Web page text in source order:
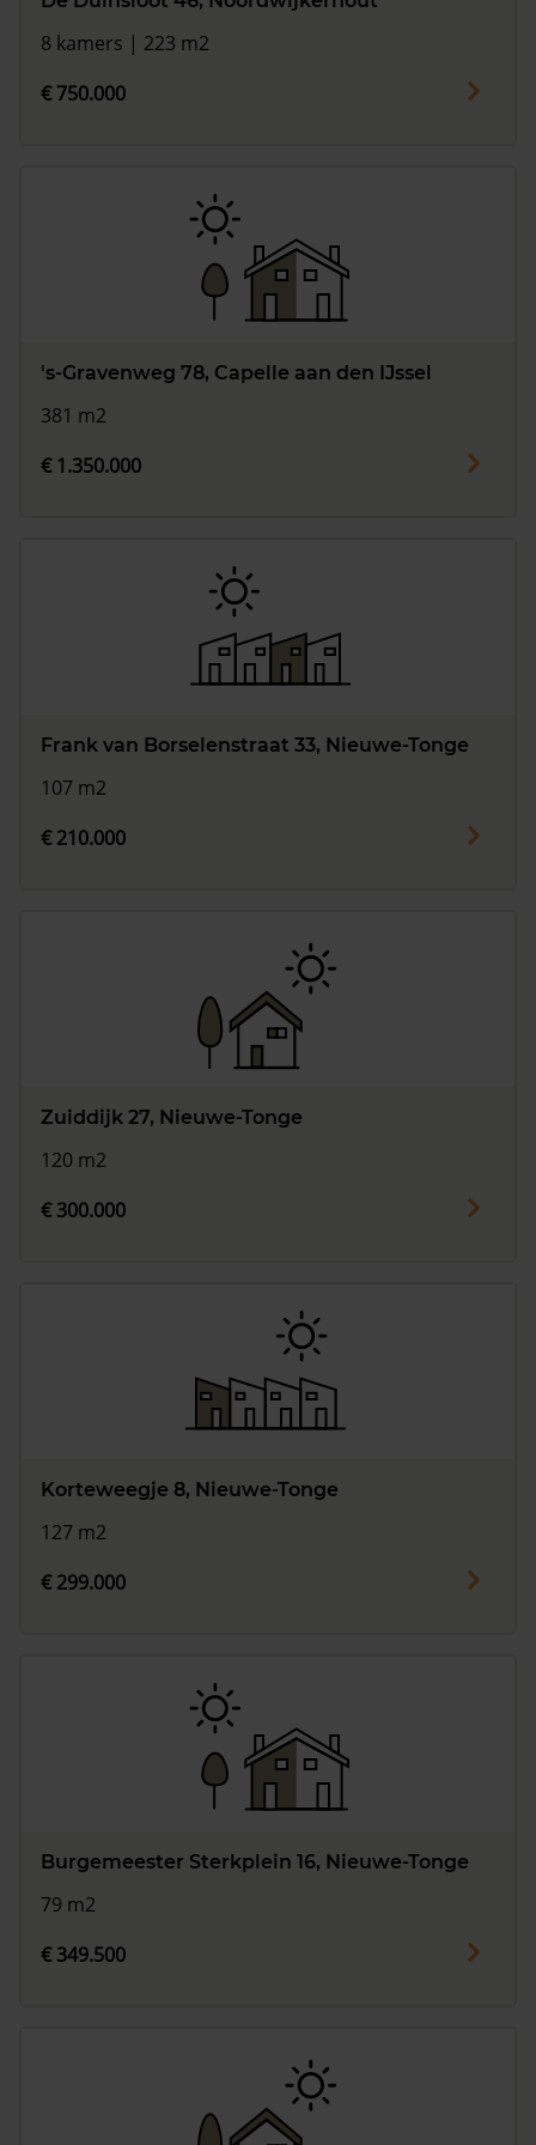
8 kamers | 223 m2
€ 750.000
's-Gravenweg 78, Capelle aan den IJssel
381 m2
€ 1.350.000
Frank van Borselenstraat 33, Nieuwe-Tonge
107 m2
€ 210.000
Zuiddijk 27, Nieuwe-Tonge
120 m2
€ 300.000
Korteweegje 8, Nieuwe-Tonge
127 m2
€ 299.000
Burgemeester Sterkplein 16, Nieuwe-Tonge
79 m2
€ 349.500